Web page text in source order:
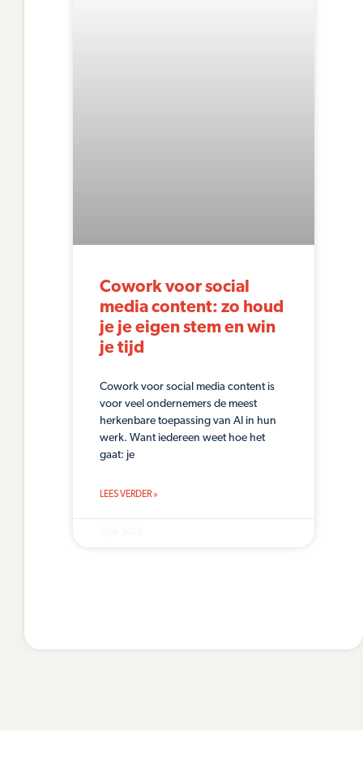
Cowork voor social
media content: zo houd
je je eigen stem en win
je tijd
Cowork voor social media content is
voor veel ondernemers de meest
herkenbare toepassing van AI in hun
werk. Want iedereen weet hoe het
gaat: je
LEES VERDER »